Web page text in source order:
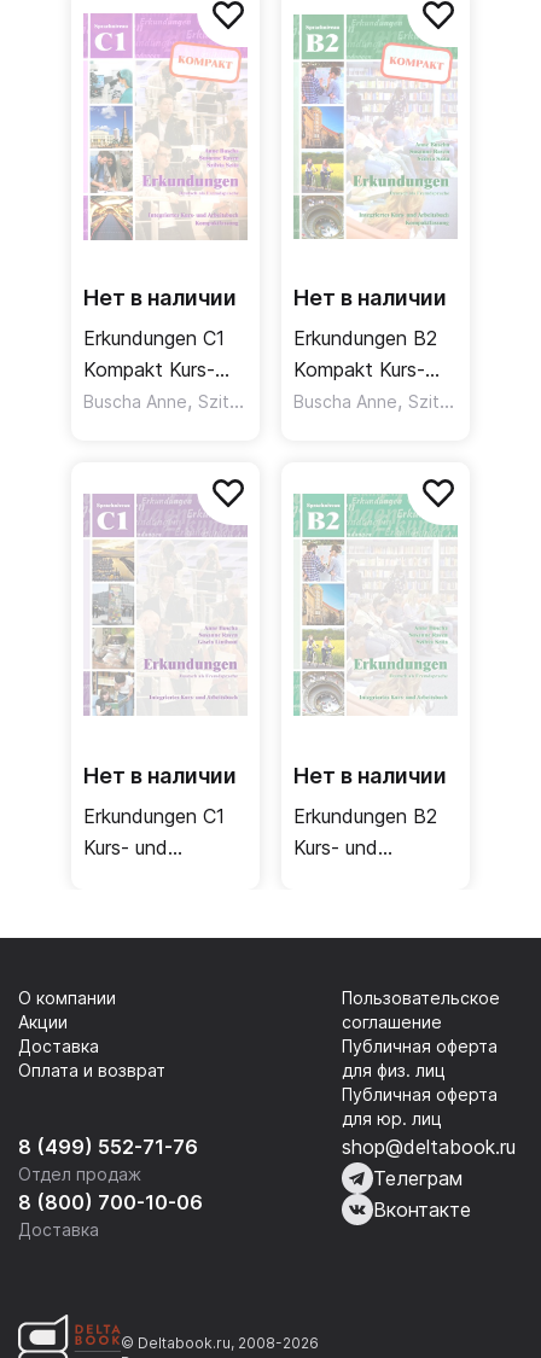
Нет в наличии
Erkundungen C1
Kompakt Kurs-
und Arbeitsbuch /
версия)
Buscha Anne, Szita Szilvia ,Raven Susanne
Нет в наличии
Erkundungen B2
Kompakt Kurs-
und Arbeitsbuch /
версия)
Buscha Anne, Szita Szilvia
Нет в наличии
Erkundungen С1
Kurs- und
Нет в наличии
Erkundungen B2
Kurs- und
8 (499) 552-71-76
Отдел продаж
8 (800) 700-10-06
Доставка
О компании
Акции
Доставка
Оплата и возврат
Пользовательское
соглашение
Публичная оферта
для физ. лиц
Публичная оферта
для юр. лиц
shop@deltabook.ru
Телеграм
Вконтакте
© Deltabook.ru, 2008-2026